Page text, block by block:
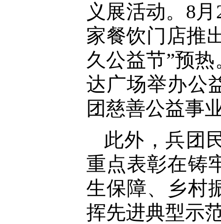
义展活动。8
家餐饮门店推
久公益节”预
达广场举办公
团慈善公益事
此外，兵团
重点表彰在铸
生保障、乡村
挥先进典型示